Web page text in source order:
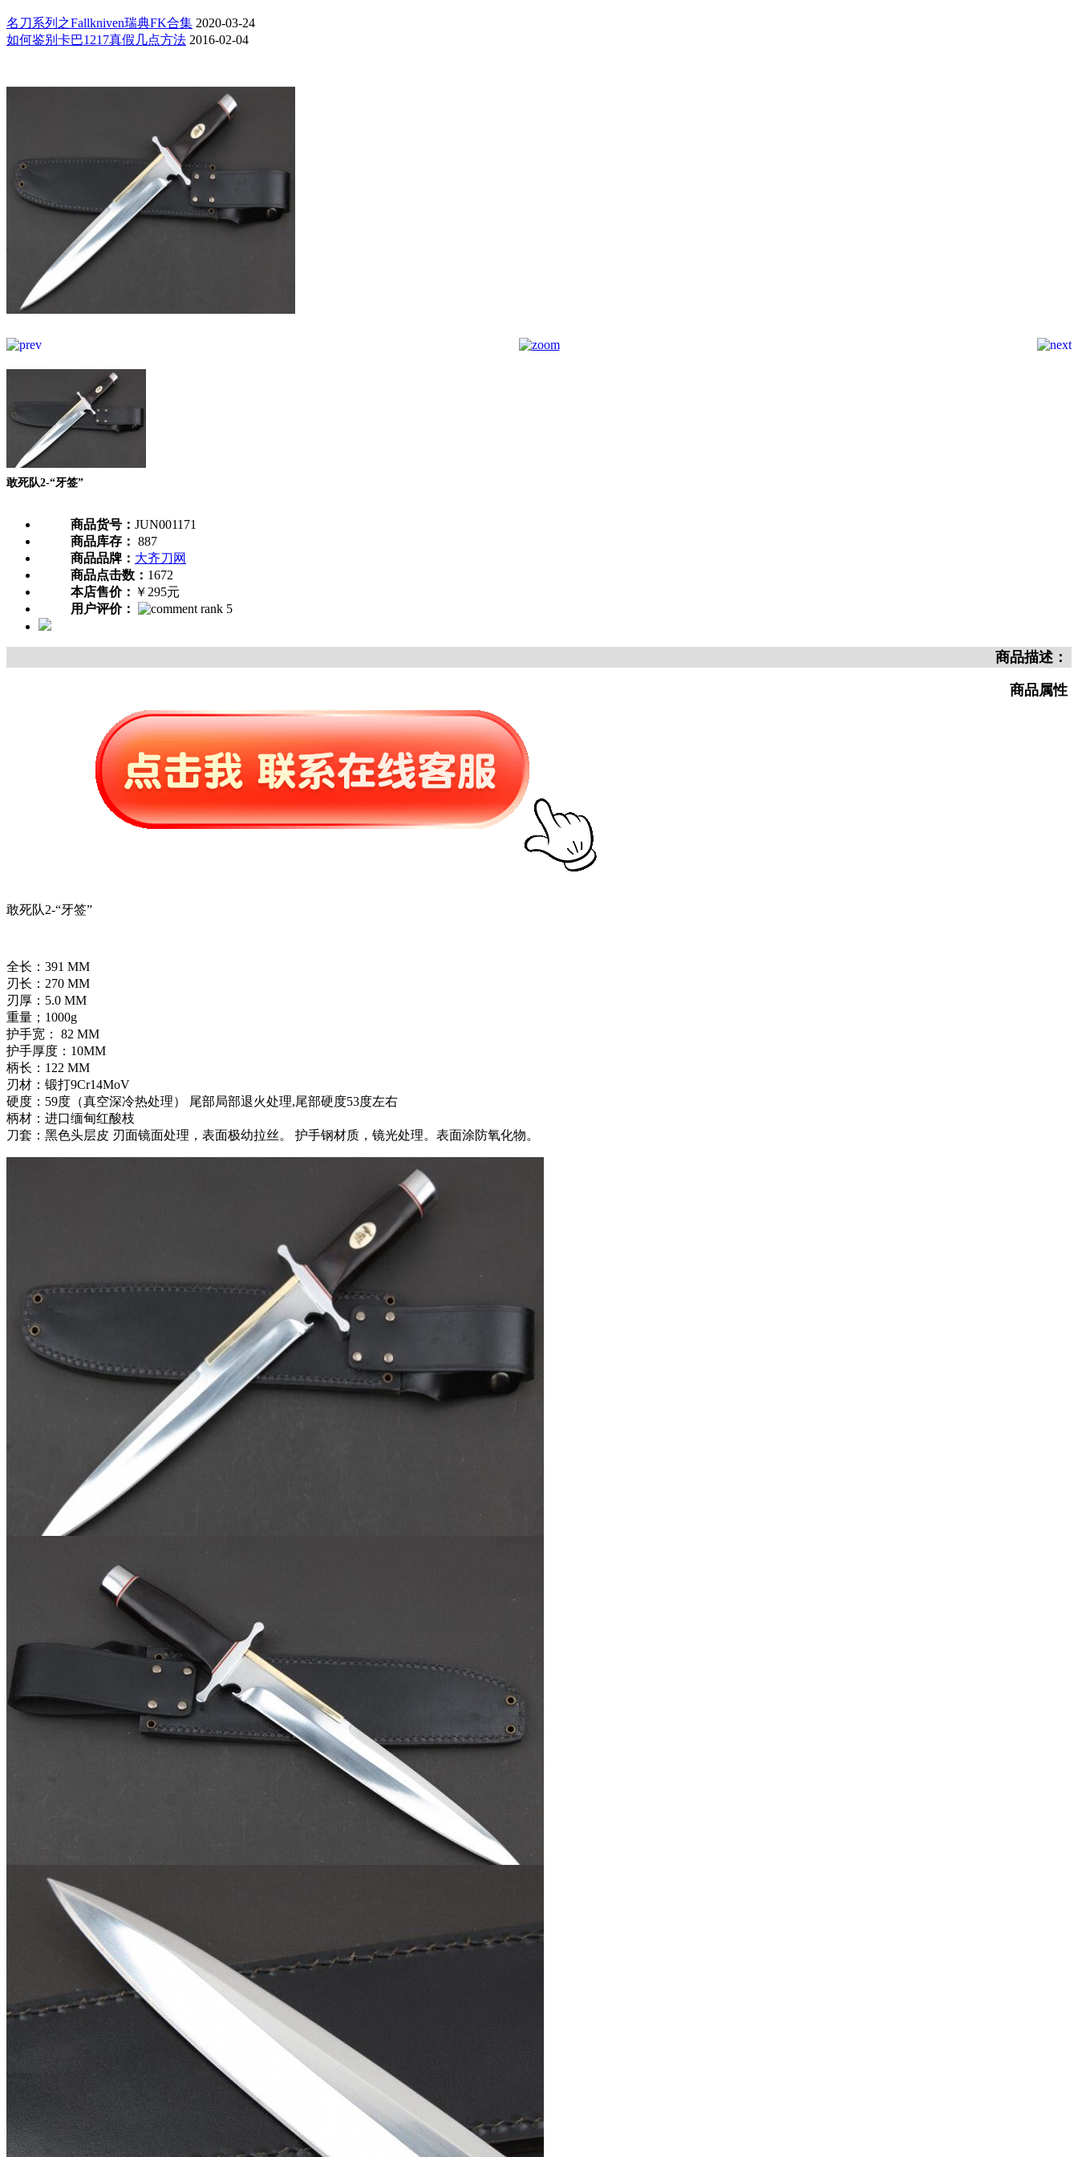
名刀系列之Fallkniven瑞典FK合集 2020-03-24
如何鉴别卡巴1217真假几点方法 2016-02-04
敢死队2-“牙签”
商品货号： JUN001171
商品库存： 887
商品品牌： 大齐刀网
商品点击数： 1672
本店售价： ￥295元
用户评价：
商品描述：
商品属性
敢死队2-“牙签”
全长：391 MM
刃长：270 MM
刃厚：5.0 MM
重量；1000g
护手宽： 82 MM
护手厚度：10MM
柄长：122 MM
刃材：锻打9Cr14MoV
硬度：59度（真空深冷热处理） 尾部局部退火处理,尾部硬度53度左右
柄材：进口缅甸红酸枝
刀套：黑色头层皮 刃面镜面处理，表面极幼拉丝。 护手钢材质，镜光处理。表面涂防氧化物。